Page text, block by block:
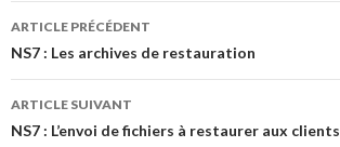
Navigation
des
articles
ARTICLE PRÉCÉDENT
NS7 : Les archives de restauration
ARTICLE SUIVANT
NS7 : L’envoi de fichiers à restaurer aux clients